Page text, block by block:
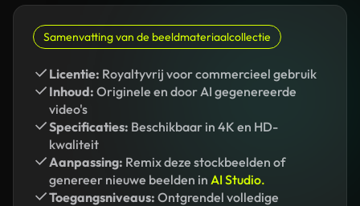
Samenvatting van de beeldmateriaalcollectie
Licentie: Royaltyvrij voor commercieel gebruik
Inhoud: Originele en door AI gegenereerde
video's
Specificaties: Beschikbaar in 4K en HD-
kwaliteit
Aanpassing: Remix deze stockbeelden of
genereer nieuwe beelden in AI Studio.
Toegangsniveaus: Ontgrendel volledige